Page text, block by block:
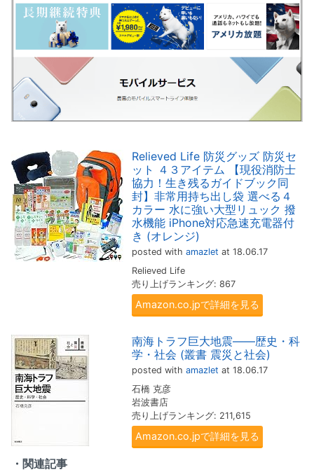
Relieved Life 防災グッズ 防災セ
ット ４３アイテム 【現役消防士
協力！生き残るガイドブック同
封】非常用持ち出し袋 選べる４
カラー 水に強い大型リュック 撥
水機能 iPhone対応急速充電器付
き (オレンジ)
posted with amazlet at 18.06.17
Relieved Life
売り上げランキング: 867
Amazon.co.jpで詳細を見る
南海トラフ巨大地震――歴史・科
学・社会 (叢書 震災と社会)
posted with amazlet at 18.06.17
石橋 克彦
岩波書店
売り上げランキング: 211,615
Amazon.co.jpで詳細を見る
・関連記事